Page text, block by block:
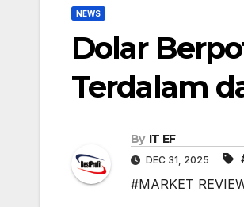
NEWS
Dolar
Terdalam
By IT EF
DEC 31, 2025
#MARKET